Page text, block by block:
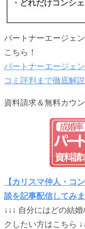
・どれだけコンシ
パートナーエージェ
こちら！
パートナーエージェ
コミ評判まで徹底解説
資料請求＆無料カウ
【カリスマ仲人・コ
談を記事配信してみ
↓↓↓ 自分にはどの結
クしたい方はこちら